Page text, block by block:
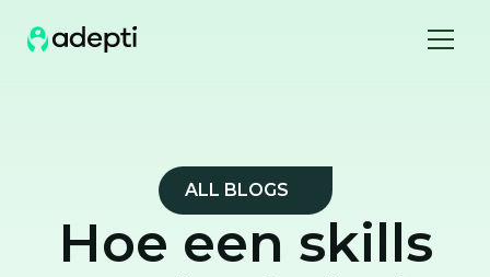
ALL BLOGS
Hoe een skills